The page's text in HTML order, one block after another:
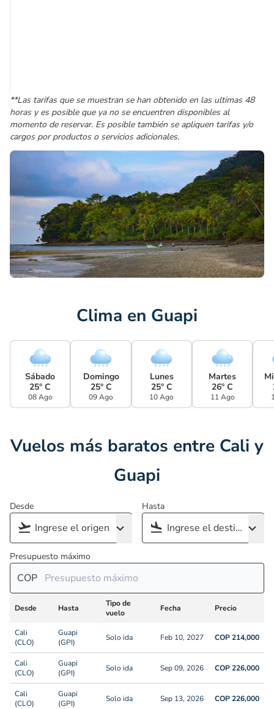
**Las tarifas que se muestran se han obtenido en las ultimas 48
horas y es posible que ya no se encuentren disponibles al
momento de reservar. Es posible también se apliquen tarifas y/o
cargos por productos o servicios adicionales.
Clima en Guapi
Sábado
25° C
08 Ago
Domingo
25° C
09 Ago
Lunes
25° C
10 Ago
Martes
26° C
11 Ago
Vuelos más baratos entre Cali y
Guapi
Desde Hasta
Presupuesto máximo
COP
Desde Hasta
Tipo de
vuelo
Fecha Precio
Cali
(CLO)
Guapi
(GPI)
Solo ida Feb 10, 2027 COP 214,000
Cali
(CLO)
Guapi
(GPI)
Solo ida Sep 09, 2026 COP 226,000
Cali
(CLO)
Guapi
(GPI)
Solo ida Sep 13, 2026 COP 226,000